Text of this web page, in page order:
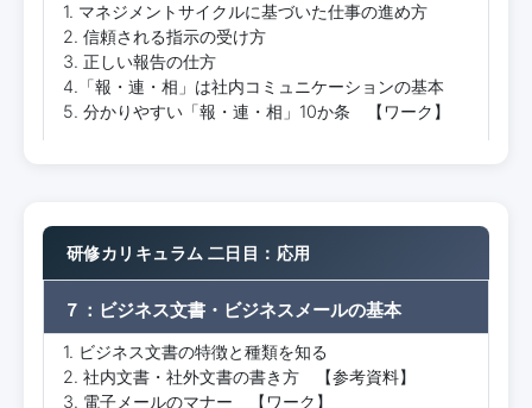
1. マネジメントサイクルに基づいた仕事の進め方
2. 信頼される指示の受け方
3. 正しい報告の仕方
4.「報・連・相」は社内コミュニケーションの基本
5. 分かりやすい「報・連・相」10か条 【ワーク】
研修カリキュラム 二日目：応用
７：ビジネス文書・ビジネスメールの基本
1. ビジネス文書の特徴と種類を知る
2. 社内文書・社外文書の書き方 【参考資料】
3. 電子メールのマナー 【ワーク】